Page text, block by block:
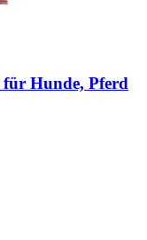
Hunde, Pferd